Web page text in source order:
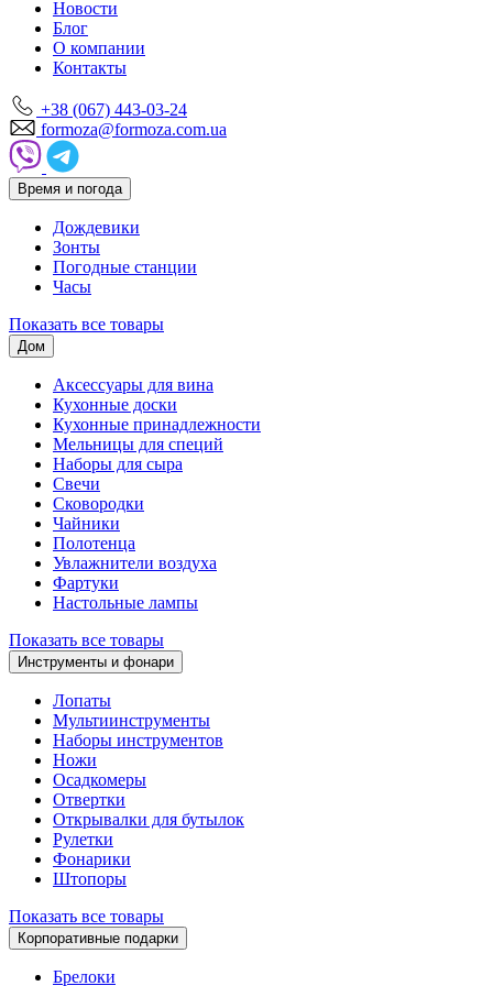
Новости
Блог
О компании
Контакты
+38 (067) 443-03-24
formoza@formoza.com.ua
Время и погода
Дождевики
Зонты
Погодные станции
Часы
Показать все товары
Дом
Аксессуары для вина
Кухонные доски
Кухонные принадлежности
Мельницы для специй
Наборы для сыра
Свечи
Сковородки
Чайники
Полотенца
Увлажнители воздуха
Фартуки
Настольные лампы
Показать все товары
Инструменты и фонари
Лопаты
Мультиинструменты
Наборы инструментов
Ножи
Осадкомеры
Отвертки
Открывалки для бутылок
Рулетки
Фонарики
Штопоры
Показать все товары
Корпоративные подарки
Брелоки